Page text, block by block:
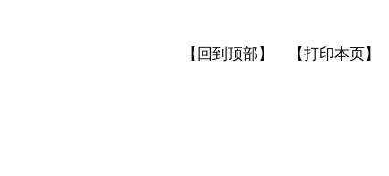
【回到顶部】 【打印本页】